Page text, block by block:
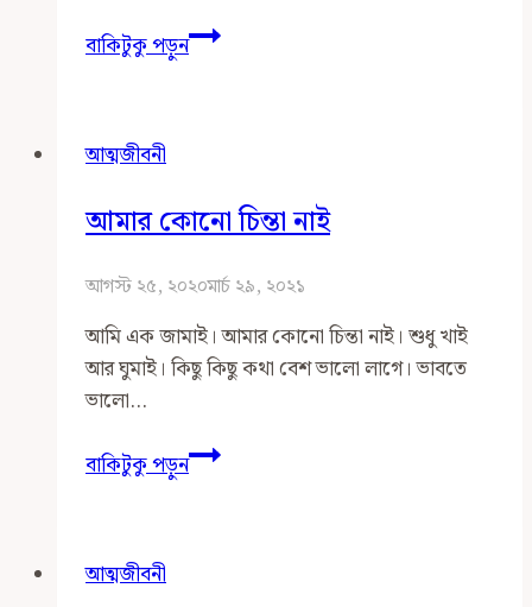
বাকিটুকু পড়ুনজীবনের
বাস্তবতা
আত্মজীবনী
আমার কোনো চিন্তা নাই
আগস্ট ২৫, ২০২০মার্চ ২৯, ২০২১
আমি এক জামাই। আমার কোনো চিন্তা নাই। শুধু খাই
আর ঘুমাই। কিছু কিছু কথা বেশ ভালো লাগে। ভাবতে
ভালো…
বাকিটুকু পড়ুনআমার
কোনো
আত্মজীবনী